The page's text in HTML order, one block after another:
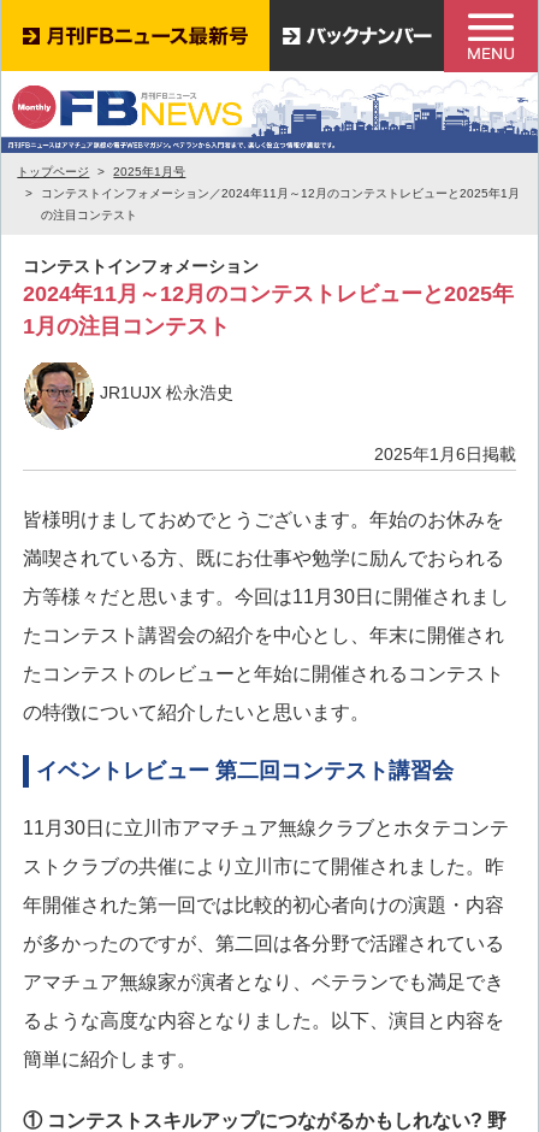
トップページ
2025年1月号
コンテストインフォメーション／2024年11月～12月のコンテストレビューと2025年1月
の注目コンテスト
コンテストインフォメーション
2024年11月～12月のコンテストレビューと2025年
1月の注目コンテスト
JR1UJX 松永浩史
2025年1月6日掲載
皆様明けましておめでとうございます。年始のお休みを
満喫されている方、既にお仕事や勉学に励んでおられる
方等様々だと思います。今回は11月30日に開催されまし
たコンテスト講習会の紹介を中心とし、年末に開催され
たコンテストのレビューと年始に開催されるコンテスト
の特徴について紹介したいと思います。
イベントレビュー 第二回コンテスト講習会
11月30日に立川市アマチュア無線クラブとホタテコンテ
ストクラブの共催により立川市にて開催されました。昨
年開催された第一回では比較的初心者向けの演題・内容
が多かったのですが、第二回は各分野で活躍されている
アマチュア無線家が演者となり、ベテランでも満足でき
るような高度な内容となりました。以下、演目と内容を
簡単に紹介します。
① コンテストスキルアップにつながるかもしれない? 野